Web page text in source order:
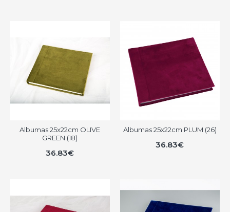
Albumas 25x22cm OLIVE
GREEN (18)
36.83€
Albumas 25x22cm PLUM (26)
36.83€